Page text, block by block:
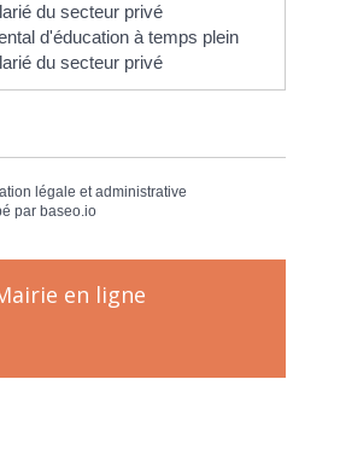
du secteur privé
d'éducation à temps plein
du secteur privé
légale et administrative
par baseo.io
en ligne